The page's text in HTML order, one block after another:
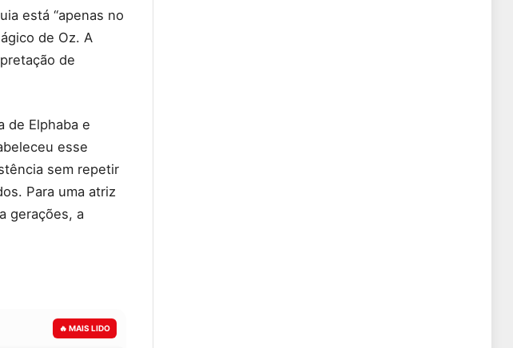
está “apenas no
de Oz. A
de
de Elphaba e
esse
sem repetir
Para uma atriz
gerações, a